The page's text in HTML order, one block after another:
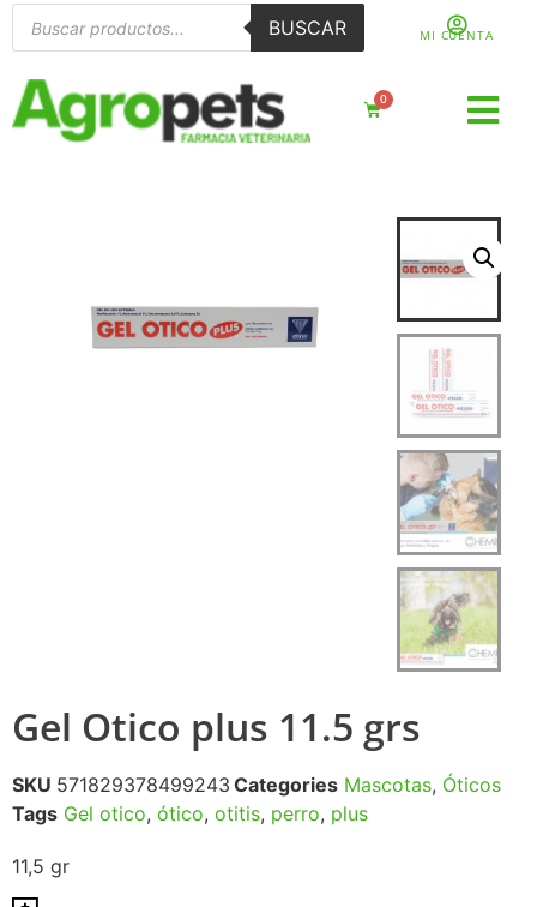
BUSCAR MI CUENTA
0
Gel Otico plus 11.5 grs
SKU 571829378499243 Categories Mascotas, Óticos
Tags Gel otico, ótico, otitis, perro, plus
11,5 gr